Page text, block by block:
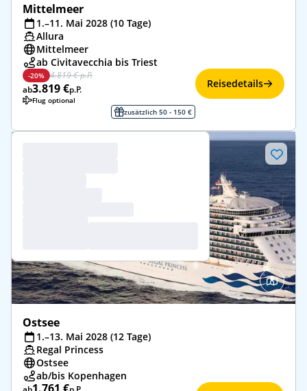
Mittelmeer
1.–11. Mai 2028 (10 Tage)
Allura
Mittelmeer
ab Civitavecchia bis Triest
-20% 4.819 € p.P.
ab3.819 €p.P.
Flug optional
zusätzlich 50 - 150 €
Reisedetails
Ostsee
1.–13. Mai 2028 (12 Tage)
Regal Princess
Ostsee
ab/bis Kopenhagen